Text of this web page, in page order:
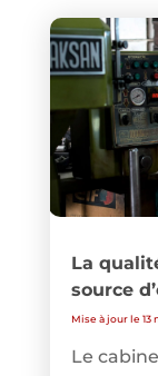
La
source
Mise à jour le 13
Le